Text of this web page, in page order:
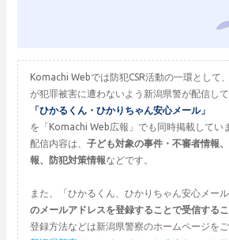
Komachi Webでは防犯CSR活動の一環として
が犯罪被害に遭わないよう新潟県警が配信し
「ひかるくん・ひかりちゃん安心メール」
を「Komachi Web広報」でも同時掲載してい
配信内容は、 子ども対象の事件・不審者情報
報、防犯対策情報などです。
また、「ひかるくん、ひかりちゃん安心メール
のメールアドレスを登録することで受信する
登録方法などは新潟県警察のホームページをご